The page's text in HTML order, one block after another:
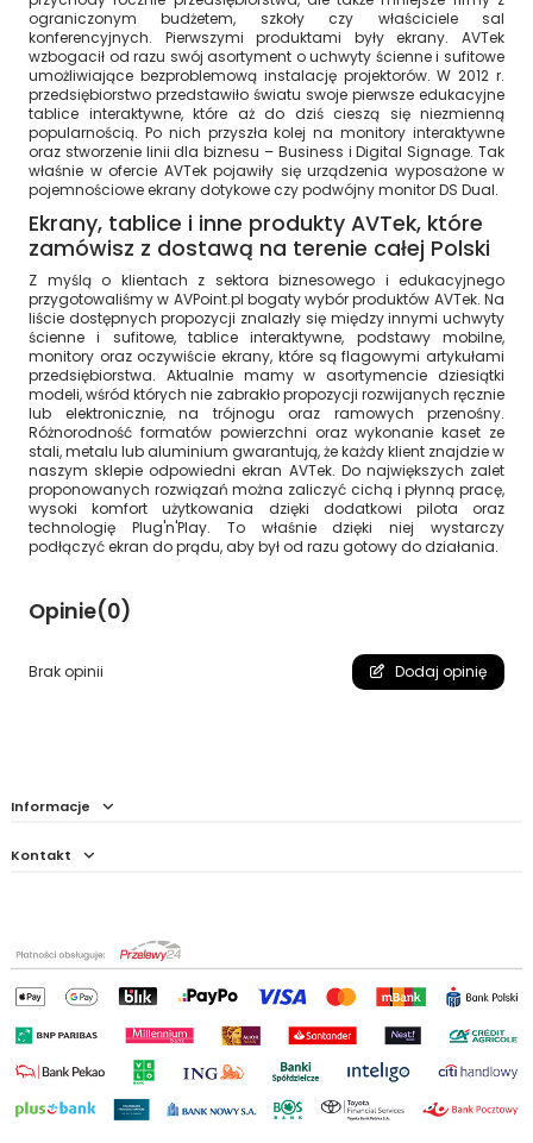
ograniczonym budżetem, szkoły czy właściciele sal
konferencyjnych. Pierwszymi produktami były ekrany. AVTek
wzbogacił od razu swój asortyment o uchwyty ścienne i sufitowe
umożliwiające bezproblemową instalację projektorów. W 2012 r.
przedsiębiorstwo przedstawiło światu swoje pierwsze edukacyjne
tablice interaktywne, które aż do dziś cieszą się niezmienną
popularnością. Po nich przyszła kolej na monitory interaktywne
oraz stworzenie linii dla biznesu – Business i Digital Signage. Tak
właśnie w ofercie AVTek pojawiły się urządzenia wyposażone w
pojemnościowe ekrany dotykowe czy podwójny monitor DS Dual.
Ekrany, tablice i inne produkty AVTek, które
zamówisz z dostawą na terenie całej Polski
Z myślą o klientach z sektora biznesowego i edukacyjnego
przygotowaliśmy w AVPoint.pl bogaty wybór produktów AVTek. Na
liście dostępnych propozycji znalazły się między innymi uchwyty
ścienne i sufitowe, tablice interaktywne, podstawy mobilne,
monitory oraz oczywiście ekrany, które są flagowymi artykułami
przedsiębiorstwa. Aktualnie mamy w asortymencie dziesiątki
modeli, wśród których nie zabrakło propozycji rozwijanych ręcznie
lub elektronicznie, na trójnogu oraz ramowych przenośny.
Różnorodność formatów powierzchni oraz wykonanie kaset ze
stali, metalu lub aluminium gwarantują, że każdy klient znajdzie w
naszym sklepie odpowiedni ekran AVTek. Do największych zalet
proponowanych rozwiązań można zaliczyć cichą i płynną pracę,
wysoki komfort użytkowania dzięki dodatkowi pilota oraz
technologię Plug'n'Play. To właśnie dzięki niej wystarczy
podłączyć ekran do prądu, aby był od razu gotowy do działania.
Opinie(0)
Brak opinii Dodaj opinię
Informacje
Kontakt